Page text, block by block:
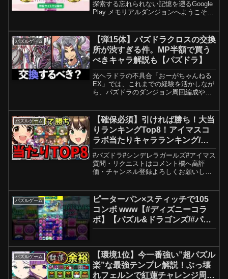
探索する忘れられない記憶を遡るGoogle
Play メモリアルダンジョンへようこそ遡
Google Pla...
パズルゲーム
【弾15体】パズドラクロスの交換
所が渋すぎる件。MP半額で買う
べきキャラ解説も【パズドラ】
光ヘラドラの不具合「おーがちゃんねる
EX」では、これまでの経験を活かしなが
ら、パズドラのダンジョン周回編成やキ
ャンネル登録・高評価・メンバーシップ
もよろしくお願いします...
パズルゲーム
【確保必須】引ければ勝ち！大当
りランキングTop8！アイマスコ
ラボ当たりキャラランキング/ア
イドルマスターシンデレラガール
ズコラボ【パズドラ】
#パズドラ#シンデレラガールズ#アイマス
質問・リクエストはコメント欄へ高評
価・チャンネル登録よろしくお願いしま
HappyHappyTwin6:06 ダークイル...
パズルゲーム
ピーターパン×スティッチで105
コンボ www【#ディズニーコラ
ボ】【パズル&ドラゴンズ/#パズ
ドラ】 #shorts
パズルゲーム
【環境1位】今一番強い”超パズル
楽”な最強テンプレ解説！ぶっ壊
れフェルンで紅蓮チャレンジ周